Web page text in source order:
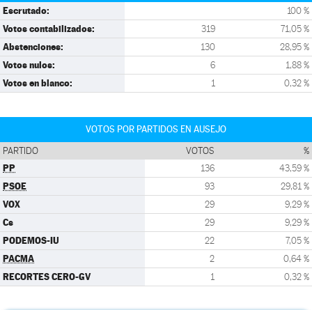
Escrutado: 100 %
Votos contabilizados: 319 71,05 %
Abstenciones: 130 28,95 %
Votos nulos: 6 1,88 %
Votos en blanco: 1 0,32 %
VOTOS POR PARTIDOS EN AUSEJO
PARTIDO VOTOS %
PP 136 43,59 %
PSOE 93 29,81 %
VOX 29 9,29 %
Cs 29 9,29 %
PODEMOS-IU 22 7,05 %
PACMA 2 0,64 %
RECORTES CERO-GV 1 0,32 %